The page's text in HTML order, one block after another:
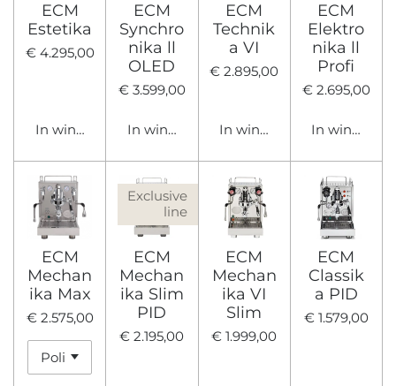
ECM
Estetika
€ 4.295,00
In winkelwagen
ECM
Synchro
nika ll
OLED
€ 3.599,00
In winkelwagen
ECM
Technik
a VI
€ 2.895,00
In winkelwagen
ECM
Elektro
nika ll
Profi
€ 2.695,00
In
ECM
Mechan
ika Max
€ 2.575,00
Exclusive
line
ECM
Mechan
ika Slim
PID
€ 2.195,00
ECM
Mechan
ika VI
Slim
€ 1.999,00
ECM
Classik
a PID
€ 1.579,00